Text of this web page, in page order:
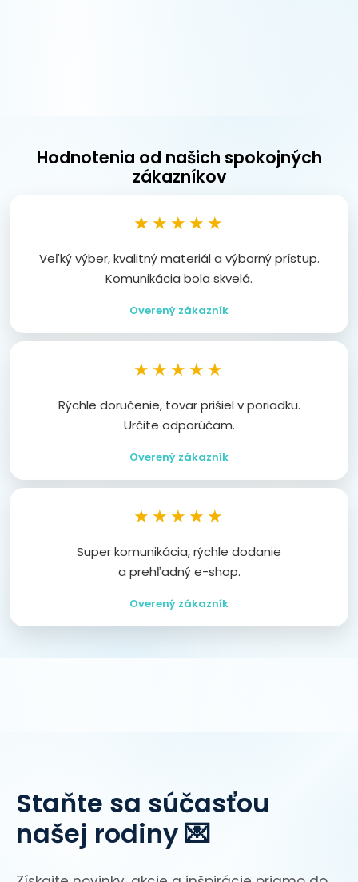
Hodnotenia od našich spokojných
zákazníkov
★★★★★
Veľký výber, kvalitný materiál a výborný prístup.
Komunikácia bola skvelá.
Overený zákazník
★★★★★
Rýchle doručenie, tovar prišiel v poriadku.
Určite odporúčam.
Overený zákazník
★★★★★
Super komunikácia, rýchle dodanie
a prehľadný e-shop.
Overený zákazník
Staňte sa súčasťou
našej rodiny 💌